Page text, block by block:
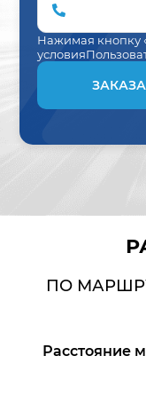
Нажимая кнопку
условия
ПО
Расстояние